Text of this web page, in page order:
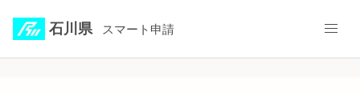
石川県 スマート申請